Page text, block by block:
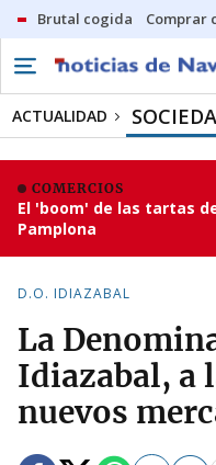
Brutal cogida Comprar
ACTUALIDAD
COMERCIOS
El 'boom' de las tartas
Pamplona
D.O. IDIAZABAL
La
Idiazabal, a
nuevos